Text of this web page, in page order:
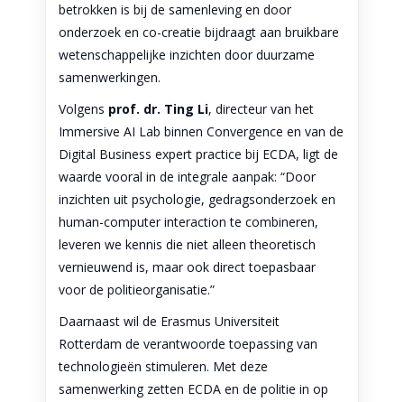
betrokken is bij de samenleving en door
onderzoek en co-creatie bijdraagt aan bruikbare
wetenschappelijke inzichten door duurzame
samenwerkingen.
Volgens prof. dr. Ting Li, directeur van het
Immersive AI Lab binnen Convergence en van de
Digital Business expert practice bij ECDA, ligt de
waarde vooral in de integrale aanpak: “Door
inzichten uit psychologie, gedragsonderzoek en
human-computer interaction te combineren,
leveren we kennis die niet alleen theoretisch
vernieuwend is, maar ook direct toepasbaar
voor de politieorganisatie.”
Daarnaast wil de Erasmus Universiteit
Rotterdam de verantwoorde toepassing van
technologieën stimuleren. Met deze
samenwerking zetten ECDA en de politie in op